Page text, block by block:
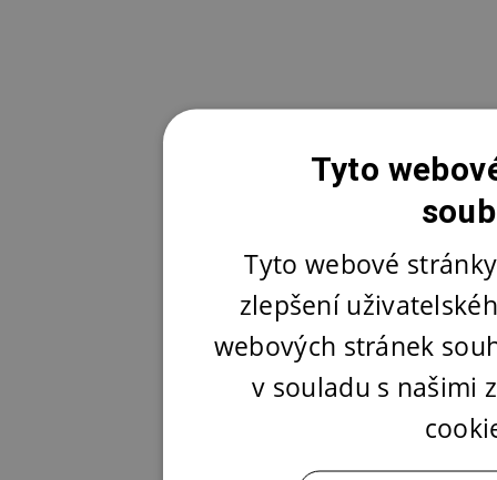
Tyto
Tyto webové
zlepšení
webových stránek
v souladu s našimi